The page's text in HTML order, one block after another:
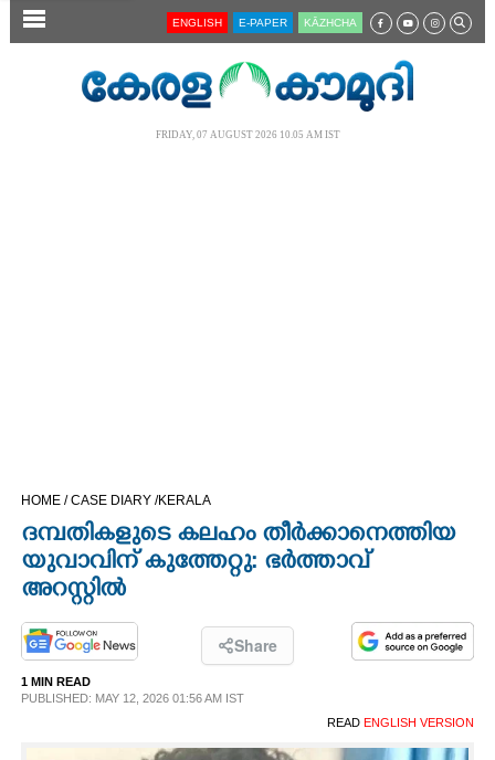
SECTIONS
OPINION
PHOTOS
LIFESTYLE
ENGLISH E-PAPER KĀZHCHA
FRIDAY, 07 AUGUST 2026 10.05 AM IST
HOME /CASE DIARY /KERALA
ദമ്പതികളുടെ കലഹം തീർക്കാനെത്തിയ
യുവാവിന് കുത്തേറ്റു: ഭർത്താവ്
അറസ്റ്റിൽ
Share
1 MIN READ
PUBLISHED: MAY 12, 2026 01:56 AM IST
READ ENGLISH VERSION